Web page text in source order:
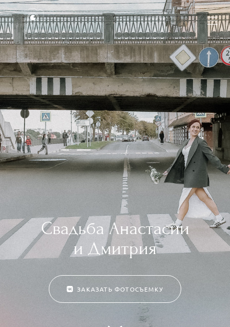
Свадьба Анастасии
и Дмитрия
ЗАКАЗАТЬ ФОТОСЪЕМКУ